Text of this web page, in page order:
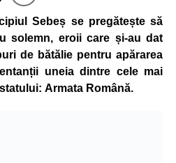
Sebeș se pregătește să
solemn, eroii care și-au dat
de bătălie pentru apărarea
uneia dintre cele mai
Armata Română.